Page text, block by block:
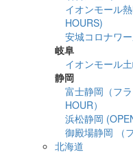
イオンモール
HOURS)
安城コロナワ
岐阜
イオンモール
静岡
富士静岡（フ
HOUR）
浜松静岡
御殿場静岡 （
北海道